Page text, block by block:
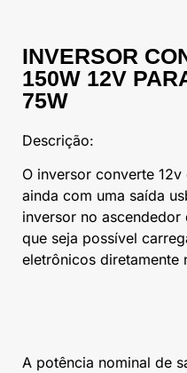
INVERSOR
150W 12V
75W
Descrição:
O inversor converte
ainda com uma saída
inversor no
que seja possível
eletrônicos diretamente
A potência nominal de